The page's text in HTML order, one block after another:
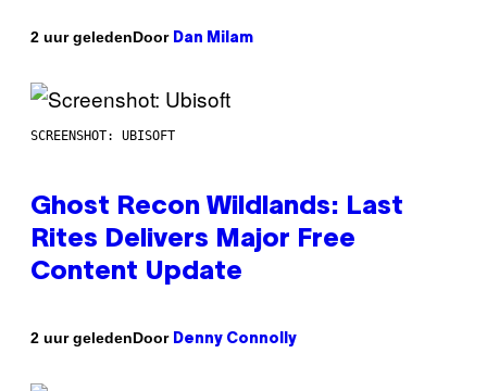
2 uur geledenDoor Dan Milam
SCREENSHOT: UBISOFT
Ghost Recon Wildlands: Last
Rites Delivers Major Free
Content Update
2 uur geledenDoor Denny Connolly